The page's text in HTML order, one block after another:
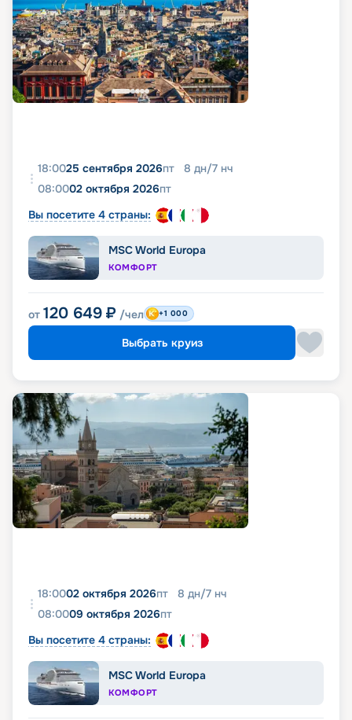
18:0025 сентября 2026пт 8 дн/7 нч
08:0002 октября 2026пт
Вы посетите 4 страны:
MSC World Europa
КОМФОРТ
от 120 649 ₽ /чел +1 000
Выбрать круиз
18:0002 октября 2026пт 8 дн/7 нч
08:0009 октября 2026пт
Вы посетите 4 страны:
MSC World Europa
КОМФОРТ